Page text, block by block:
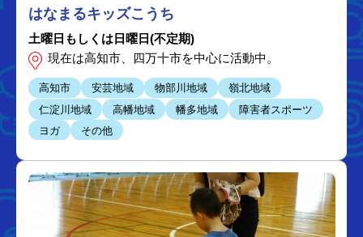
はなまるキッズこうち
土曜日もしくは日曜日(不定期)
現在は高知市、四万十市を中心に活動中。
高知市 安芸地域 物部川地域
嶺北地域
仁淀川地域
高幡地域 幡多地域
障害者スポーツ
ヨガ
その他